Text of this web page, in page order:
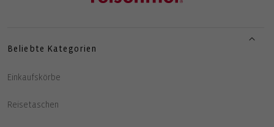
Beliebte Kategorien
Einkaufskörbe
Reisetaschen